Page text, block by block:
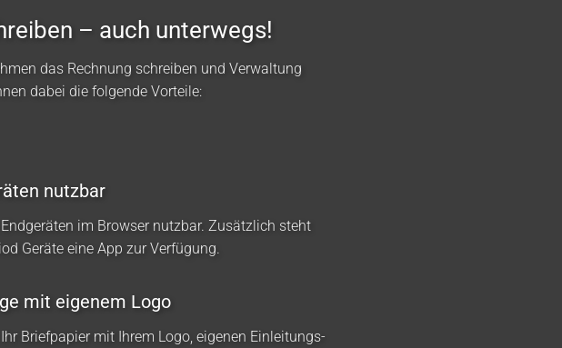
– auch unterwegs!
das Rechnung schreiben und Verwaltung
dabei die folgende Vorteile:
nutzbar
im Browser nutzbar. Zusätzlich steht
Geräte eine App zur Verfügung.
mit eigenem Logo
Briefpapier mit Ihrem Logo, eigenen Einleitungs-